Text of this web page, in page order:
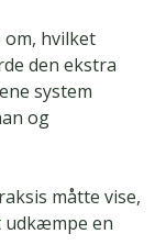
om, hvilket
den ekstra
system
og
måtte vise,
udkæmpe en